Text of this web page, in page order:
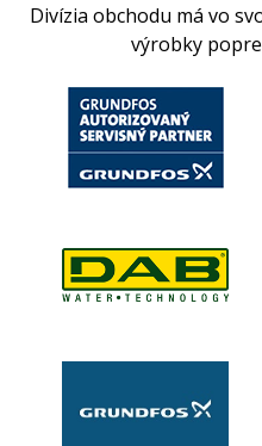
Divízia obchodu má vo
výrobky